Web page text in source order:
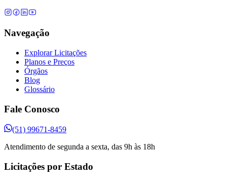
Navegação
Explorar Licitações
Planos e Preços
Órgãos
Blog
Glossário
Fale Conosco
(51) 99671-8459
Atendimento de segunda a sexta, das 9h às 18h
Licitações por Estado